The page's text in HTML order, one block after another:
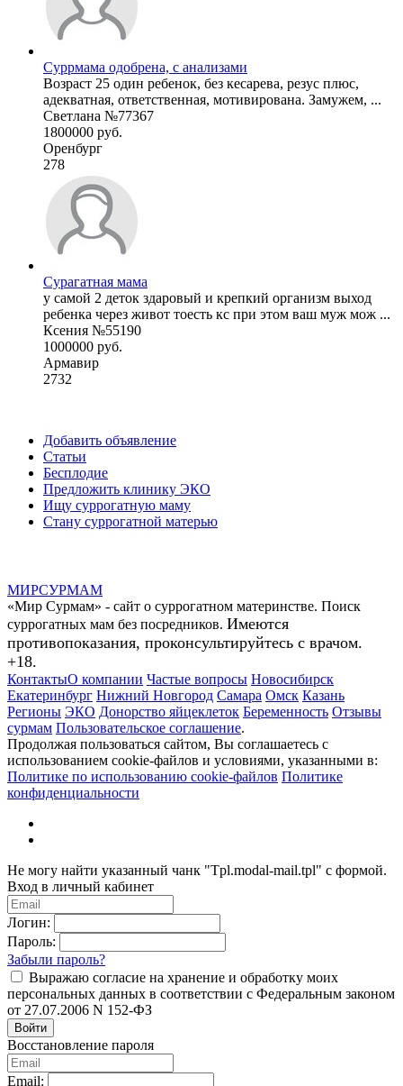
Суррмама одобрена, с анализами
Возраст 25 один ребенок, без кесарева, резус плюс,
адекватная, ответственная, мотивирована. Замужем, ...
Светлана №77367
1800000 руб.
Оренбург
278
Сурагатная мама
у самой 2 деток здаровый и крепкий организм выход
ребенка через живот тоесть кс при этом ваш муж мож ...
Ксения №55190
1000000 руб.
Армавир
2732
Добавить объявление
Статьи
Бесплодие
Предложить клинику ЭКО
Ищу суррогатную маму
Стану суррогатной матерью
МИРСУРМАМ
«Мир Сурмам» - сайт о суррогатном материнстве. Поиск
суррогатных мам без посредников. Имеются
противопоказания, проконсультируйтесь с врачом.
+18.
КонтактыО компании Частые вопросы Новосибирск
Екатеринбург Нижний Новгород Самара Омск Казань
Регионы ЭКО Донорство яйцеклеток Беременность Отзывы
сурмам Пользовательское соглашение.
Продолжая пользоваться сайтом, Вы соглашаетесь с
использованием cookie-файлов и условиями, указанными в:
Политике по использованию cookie-файлов Политике
конфиденциальности
Не могу найти указанный чанк "Tpl.modal-mail.tpl" с формой.
Вход в личный кабинет
Логин:
Пароль:
Забыли пароль?
Выражаю согласие на хранение и обработку моих
персональных данных в соответствии с Федеральным законом
от 27.07.2006 N 152-ФЗ
Войти
Восстановление пароля
Email: